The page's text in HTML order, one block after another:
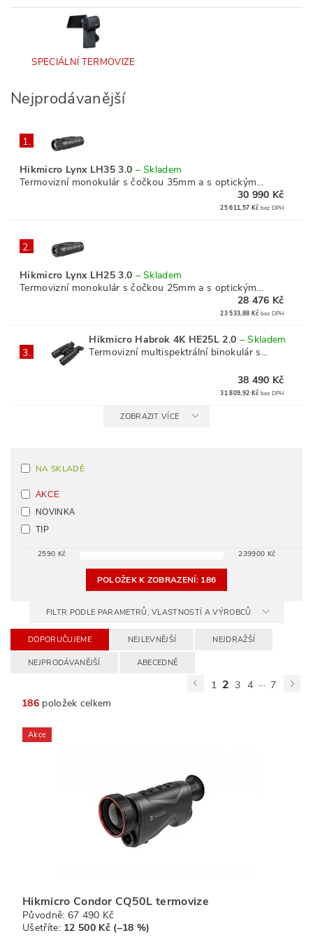
SPECIÁLNÍ TERMOVIZE
Nejprodávanější
1.
Hikmicro Lynx LH35 3.0 –Skladem
Termovizní monokulár s čočkou 35mm a s optickým...
30 990 Kč
25 611,57 Kč bez DPH
2.
Hikmicro Lynx LH25 3.0 –Skladem
Termovizní monokulár s čočkou 25mm a s optickým...
28 476 Kč
23 533,88 Kč bez DPH
3.
Hikmicro Habrok 4K HE25L 2.0 –Skladem
Termovizní multispektrální binokulár s...
38 490 Kč
31 809,92 Kč bez DPH
ZOBRAZIT VÍCE
NA SKLADĚ
AKCE
NOVINKA
TIP
2590 Kč 239900 Kč
POLOŽEK K ZOBRAZENÍ: 186
FILTR PODLE PARAMETRŮ, VLASTNOSTÍ A VÝROBCŮ
DOPORUČUJEME NEJLEVNĚJŠÍ NEJDRAŽŠÍ
NEJPRODÁVANĚJŠÍ ABECEDNĚ
1 2 3 4 ... 7
186položek celkem
Akce
Hikmicro Condor CQ50L termovize
Původně: 67 490 Kč
Ušetříte: 12 500 Kč (–18 %)